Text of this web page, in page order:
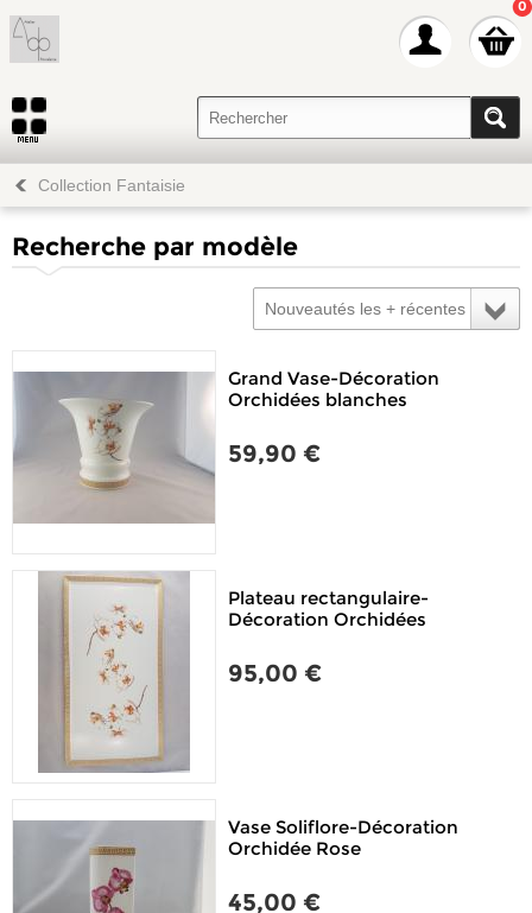
0
Collection Fantaisie
Recherche par modèle
Nouveautés les + récentes
Grand Vase-Décoration
Orchidées blanches
59,90 €
Plateau rectangulaire-
Décoration Orchidées
95,00 €
Vase Soliflore-Décoration
Orchidée Rose
45,00 €